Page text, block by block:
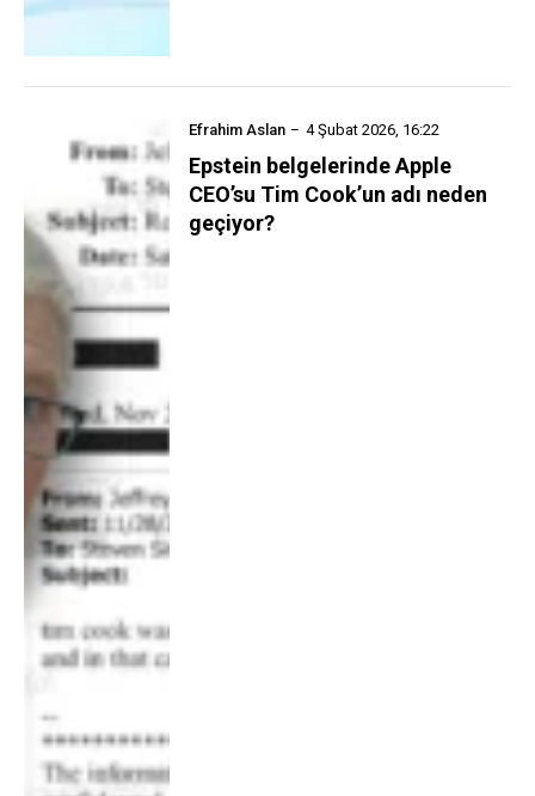
Efrahim Aslan 4 Şubat 2026, 16:22
Epstein belgelerinde Apple
CEO’su Tim Cook’un adı neden
geçiyor?